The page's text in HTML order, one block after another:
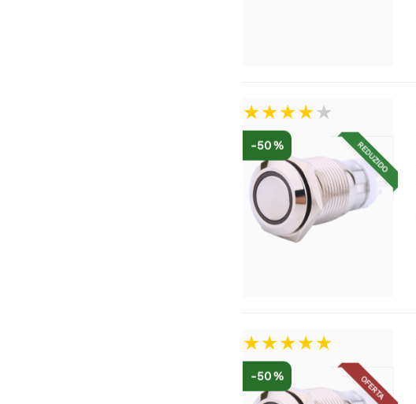
REDUZIDO
-50 %
OFERTA
-50 %